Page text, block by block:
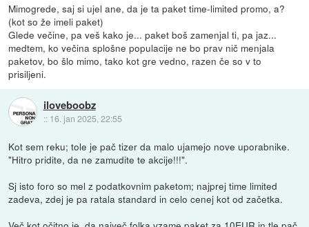
Mimogrede, saj si ujel ane, da je ta paket time-limited promo, a?
(kot so že imeli paket)
Glede večine, pa veš kako je... paket boš zamenjal ti, pa jaz...
medtem, ko večina splošne populacije ne bo prav nič menjala
paketov, bo šlo mimo, tako kot gre vedno, razen če so v to
prisiljeni.
iloveboobz
:: 16. jan 2025, 22:55
Kot sem reku; tole je pač tizer da malo ujamejo nove uporabnike.
"Hitro pridite, da ne zamudite te akcije!!!".
Sj isto foro so mel z podatkovnim paketom; najprej time limited
zadeva, zdej je pa ratala standard in celo cenej kot od začetka.